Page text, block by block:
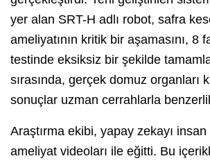
yer alan SRT-H adlı robot, safra
ameliyatının kritik bir aşamasını, 8
testinde eksiksiz bir şekilde
sırasında, gerçek domuz organları
sonuçlar uzman cerrahlarla
Araştırma ekibi, yapay zekayı insan
ameliyat videoları ile eğitti. Bu